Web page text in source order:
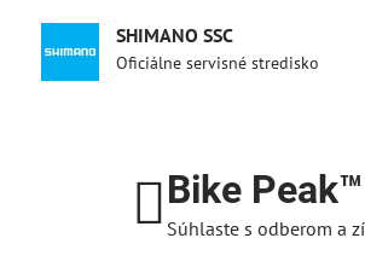
SHIMANO SSC
Oficiálne servisné stredisko
Bike
Súhlaste s odberom a